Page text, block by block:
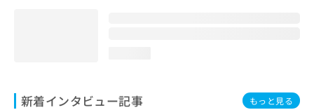
新着インタビュー記事 もっと見る